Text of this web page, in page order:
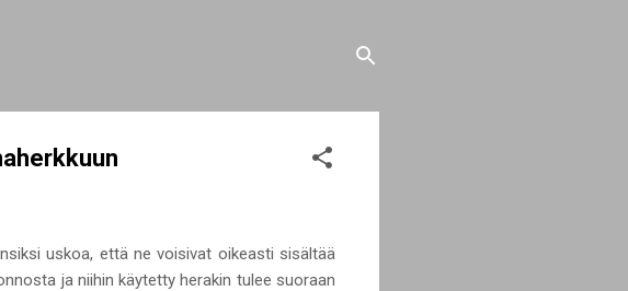
uskoa, että ne voisivat oikeasti sisältää
ja niihin käytetty herakin tulee suoraan